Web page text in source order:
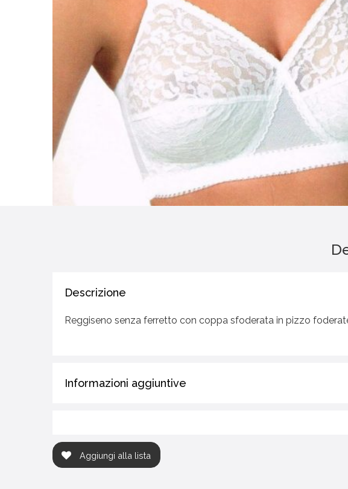
Descrizione
Reggiseno senza ferretto con coppa sfoderata in pizzo
Informazioni aggiuntive
Aggiungi alla lista